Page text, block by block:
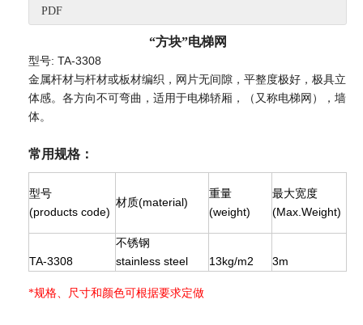
PDF
“方块”电梯网
型号: TA-3308
金属杆材与杆材或板材编织，网片无间隙，平整度极好，极具立
体感。各方向不可弯曲，适用于电梯轿厢，（又称电梯网），墙
体。
常用规格：
型号
(products code)
材质(material)
重量
(weight)
最大宽度
(Max.Weight)
TA-3308
不锈钢
stainless steel
13kg/m2 3m
*规格、尺寸和颜色可根据要求定做